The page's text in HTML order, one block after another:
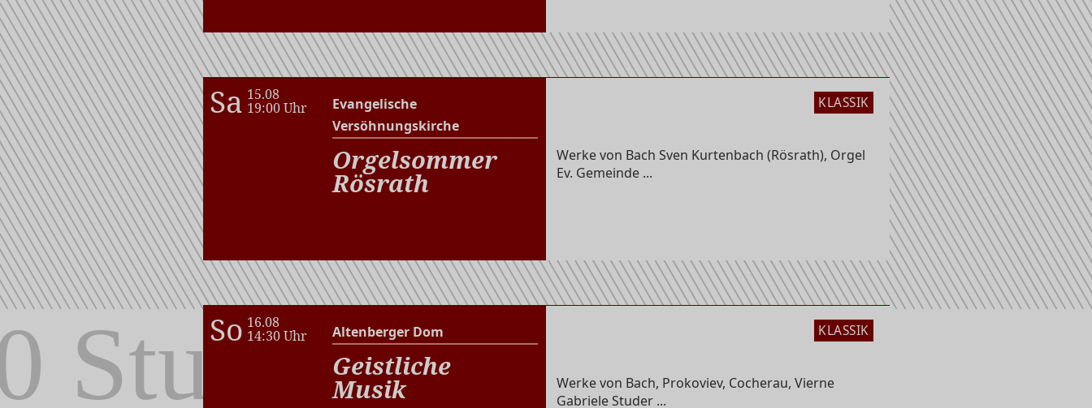
Sa 15.08
19:00 Uhr
Evangelische
Versöhnungskirche
Orgelsommer
Rösrath
KLASSIK
Werke von Bach Sven Kurtenbach (Rösrath), Orgel
Ev. Gemeinde ...
So 16.08
14:30 Uhr Altenberger Dom
Geistliche
Musik
KLASSIK
Werke von Bach, Prokoviev, Cocherau, Vierne
Gabriele Studer ...